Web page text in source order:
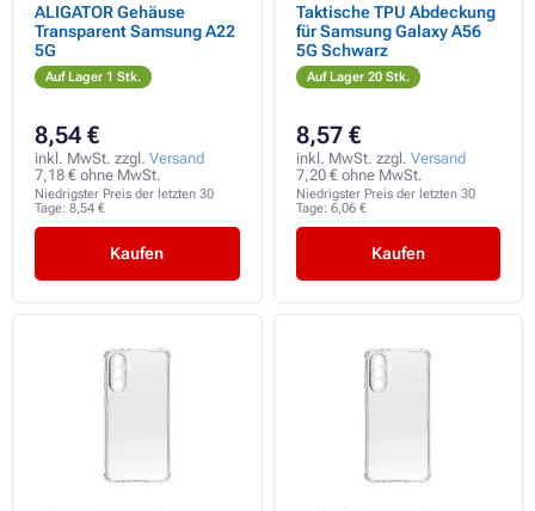
ALIGATOR Gehäuse
Transparent Samsung A22
5G
Auf Lager 1 Stk.
8,54 €
inkl. MwSt. zzgl. Versand
7,18 € ohne MwSt.
Niedrigster Preis der letzten 30
Tage: 8,54 €
Kaufen
Taktische TPU Abdeckung
für Samsung Galaxy A56
5G Schwarz
Auf Lager 20 Stk.
8,57 €
inkl. MwSt. zzgl. Versand
7,20 € ohne MwSt.
Niedrigster Preis der letzten 30
Tage: 6,06 €
Kaufen